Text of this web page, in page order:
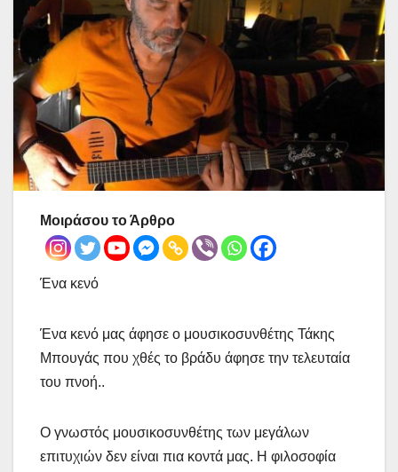
Μοιράσου το Άρθρο
Ένα κενό
Ένα κενό μας άφησε ο μουσικοσυνθέτης Τάκης
Μπουγάς που χθές το βράδυ άφησε την τελευταία
του πνοή..
Ο γνωστός μουσικοσυνθέτης των μεγάλων
επιτυχιών δεν είναι πια κοντά μας. Η φιλοσοφία